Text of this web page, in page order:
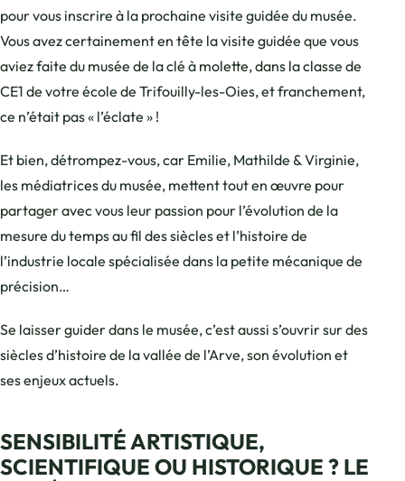
pour vous inscrire à la prochaine visite guidée du musée.
Vous avez certainement en tête la visite guidée que vous
aviez faite du musée de la clé à molette, dans la classe de
CE1 de votre école de Trifouilly-les-Oies, et franchement,
ce n’était pas « l’éclate » !
Et bien, détrompez-vous, car Emilie, Mathilde & Virginie,
les médiatrices du musée, mettent tout en œuvre pour
partager avec vous leur passion pour l’évolution de la
mesure du temps au fil des siècles et l’histoire de
l’industrie locale spécialisée dans la petite mécanique de
précision…
Se laisser guider dans le musée, c’est aussi s’ouvrir sur des
siècles d’histoire de la vallée de l’Arve, son évolution et
ses enjeux actuels.
SENSIBILITÉ ARTISTIQUE,
SCIENTIFIQUE OU HISTORIQUE ? LE